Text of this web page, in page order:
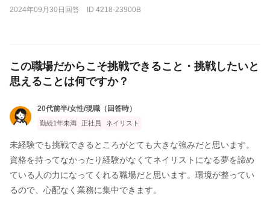
2024年09月30日回答 ID 4218-23900B
この職場だからこそ挑戦できること・挑戦したいと
思えることは何ですか？
20代前半/女性/現職（回答時）
勤続1年未満 正社員 ネイリスト
未経験でも挑戦できるところがとても大きな強みだと思います。
資格を持ってなかったり経験がなくてネイリストになる夢を諦め
ている人の力になってくれる職場だと思います。環境が整ってい
るので、心配なく業務に集中できます。